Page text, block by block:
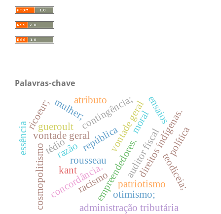
Palavras-chave
empreendedores.
concordância.
rousseau
república
vontade geral
cosmopolitismo patriotismo
vontade geraldireitos indígenas.
teodiceia;
otimismo;
contingência;
gueroult
administração tributária
auditor fiscal
moral
razão política
ricoeur;mulher;
kant
atributo
tédio
essência
ensaios
racismo